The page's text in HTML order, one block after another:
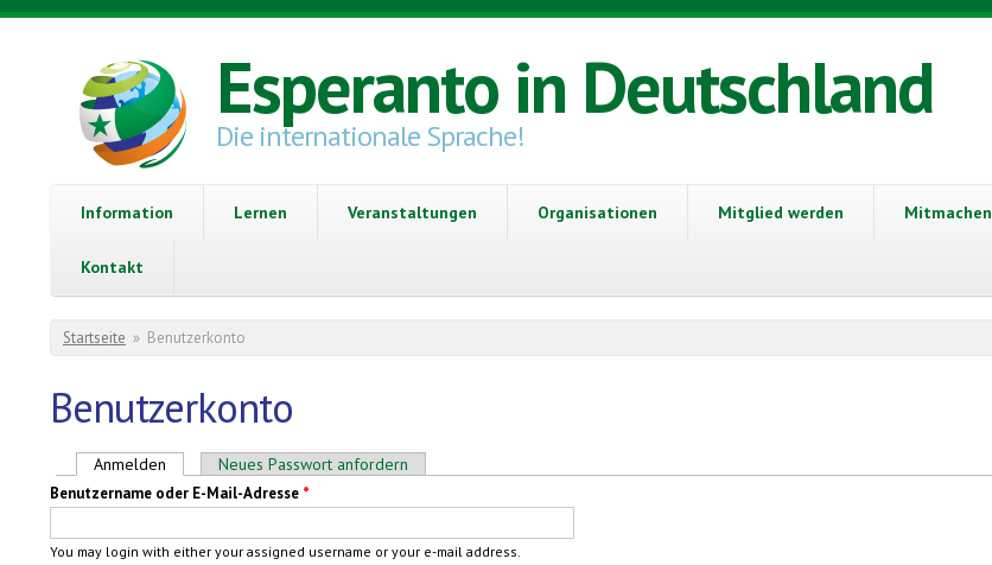
Direkt zum Inhalt
Esperanto in Deutschland
Die internationale Sprache!
Information Lernen Veranstaltungen Organisationen Mitglied werden Mitmachen
Kontakt
Sie sind hier
Startseite » Benutzerkonto
Benutzerkonto
Haupt-Reiter
Anmelden (aktiver Reiter)
Neues Passwort anfordern
Benutzername oder E-Mail-Adresse *
You may login with either your assigned username or your e-mail address.